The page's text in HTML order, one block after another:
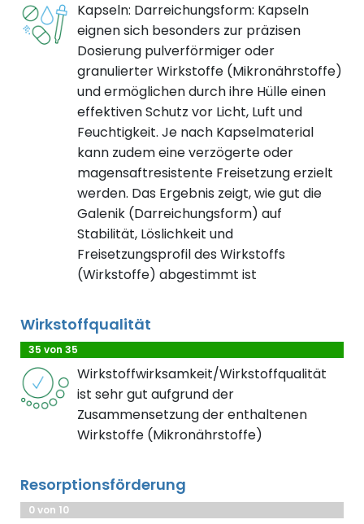
Kapseln: Darreichungsform: Kapseln
eignen sich besonders zur präzisen
Dosierung pulverförmiger oder
granulierter Wirkstoffe (Mikronährstoffe)
und ermöglichen durch ihre Hülle einen
effektiven Schutz vor Licht, Luft und
Feuchtigkeit. Je nach Kapselmaterial
kann zudem eine verzögerte oder
magensaftresistente Freisetzung erzielt
werden. Das Ergebnis zeigt, wie gut die
Galenik (Darreichungsform) auf
Stabilität, Löslichkeit und
Freisetzungsprofil des Wirkstoffs
(Wirkstoffe) abgestimmt ist
Wirkstoffqualität
35 von 35
Wirkstoffwirksamkeit/Wirkstoffqualität
ist sehr gut aufgrund der
Zusammensetzung der enthaltenen
Wirkstoffe (Mikronährstoffe)
Resorptionsförderung
0 von 10